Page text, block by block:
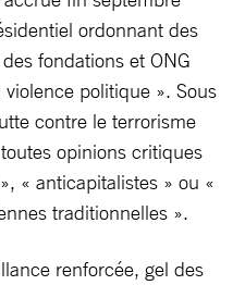
ordonnant des
fondations et ONG
politique ». Sous
contre le terrorisme
opinions critiques
« anticapitalistes » ou «
traditionnelles ».
renforcée, gel des